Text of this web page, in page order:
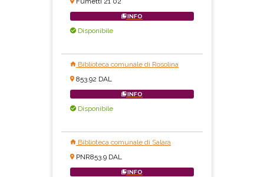
INFO
Disponibile
Biblioteca comunale di Rosolina
853.92 DAL
INFO
Disponibile
Biblioteca comunale di Salara
PNR853.9 DAL
INFO